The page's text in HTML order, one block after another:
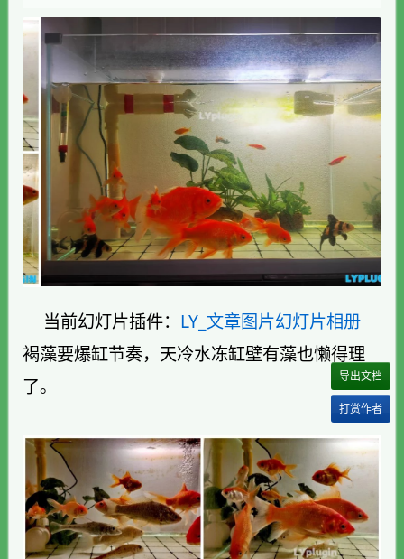
当前幻灯片插件： LY_文章图片幻灯片相册
褐藻要爆缸节奏，天冷水冻缸壁有藻也懒得理
了。
导出文档
打赏作者